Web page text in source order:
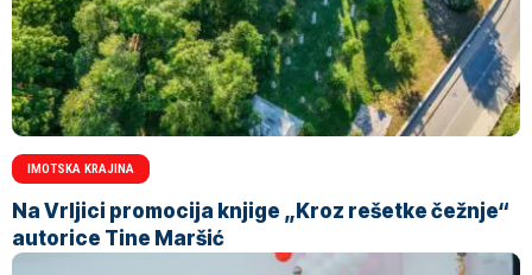
IMOTSKA KRAJINA
Na Vrljici promocija knjige „Kroz rešetke čežnje“
autorice Tine Maršić